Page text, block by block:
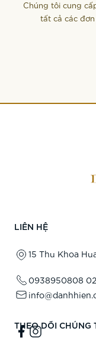
Chúng tôi cung
tất cả các
LIÊN HỆ
15 Thu Khoa
0938950808
THEO DÕI CHÚNG